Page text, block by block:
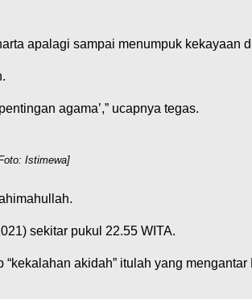
apalagi sampai menumpuk kekayaan
agama’,” ucapnya tegas.
Istimewa]
sekitar pukul 22.55 WITA.
akidah” itulah yang